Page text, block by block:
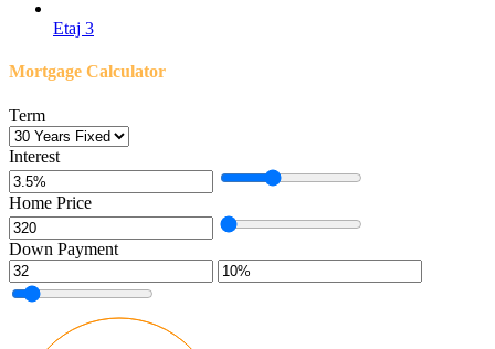
Etaj 3
Mortgage Calculator
Term
Interest
Home Price
Down Payment